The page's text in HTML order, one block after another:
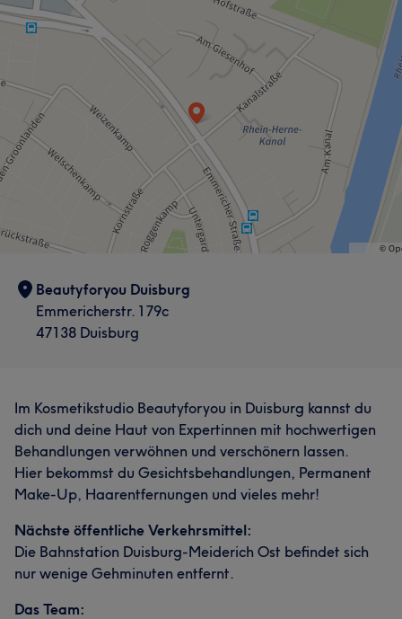
Beautyforyou Duisburg
Emmericherstr. 179c
47138 Duisburg
Im Kosmetikstudio Beautyforyou in Duisburg kannst du
dich und deine Haut von Expertinnen mit hochwertigen
Behandlungen verwöhnen und verschönern lassen.
Hier bekommst du Gesichtsbehandlungen, Permanent
Make-Up, Haarentfernungen und vieles mehr!
Nächste öffentliche Verkehrsmittel:
Die Bahnstation Duisburg-Meiderich Ost befindet sich
nur wenige Gehminuten entfernt.
Das Team: